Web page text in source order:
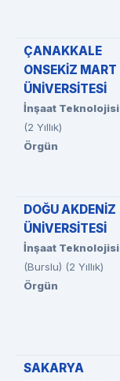
ÇANAKKALE
ONSEKİZ MART
ÜNİVERSİTESİ
İnşaat Teknolojisi
(2 Yıllık)
Örgün
DOĞU AKDENİZ
ÜNİVERSİTESİ
İnşaat Teknolojisi
(Burslu) (2 Yıllık)
Örgün
SAKARYA